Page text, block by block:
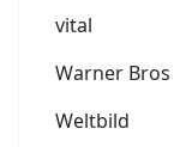
vital
Warner Bros
Weltbild